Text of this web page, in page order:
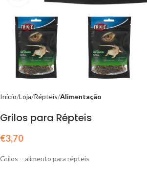
Início Loja Répteis Alimentação
Grilos para Répteis
€3,70
Grilos – alimento para répteis